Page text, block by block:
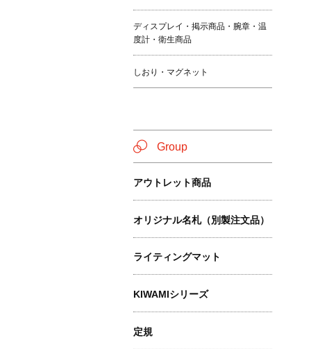
ディスプレイ・掲示商品・腕章・温
度計・衛生商品
しおり・マグネット
Group
アウトレット商品
オリジナル名札（別製注文品）
ライティングマット
KIWAMIシリーズ
定規